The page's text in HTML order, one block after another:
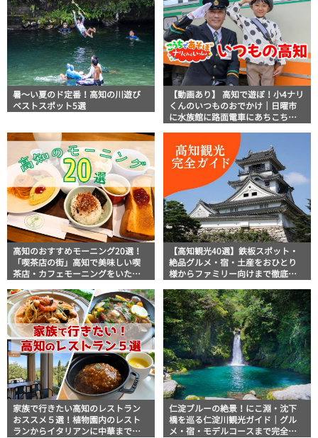
暑～い夏のド定番！高知の川遊び
ベストスポット5選
【動画あり】 高知で遊ぼ！小4ナリ
くんのいつものおでかけ｜日曜市
に水族館に路面電車にあちこち巡
高知のおすすめモーニング20選！
「喫茶店の街」高知で美味しい喫
茶店・カフェモーニングをいただ
【高知観光40選】鉄板スポット・
絶品グルメ・宿・土産をおひとり
様からファミリー向けまで徹底解
家族で行きたい高知のレストラン
おススメ５選！植物園内のレスト
ランからイタリアンに中華まで楽
仁淀ブルーの絶景！にこ淵・沈下
橋を巡る仁淀川観光ガイド｜グル
メ・宿・モデルコースまで完全網